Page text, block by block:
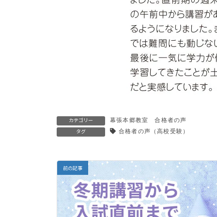
カテゴリー 幕張本郷教室 合格者の声
タグ 合格者の声（高校受験）
前の記事